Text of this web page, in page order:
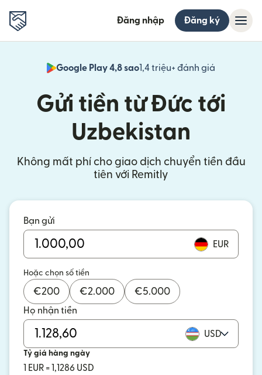
Đăng nhập Đăng ký
Google Play 4,8 sao1,4 triệu+ đánh giá
Gửi tiền từ Đức tới
Uzbekistan
Không mất phí cho giao dịch chuyển tiền đầu
tiên với Remitly
Bạn gửi
EUR
Hoặc chọn số tiền
€200 €2.000 €5.000
Họ nhận tiền
USD
Tỷ giá hàng ngày
1 EUR = 1,1286 USD